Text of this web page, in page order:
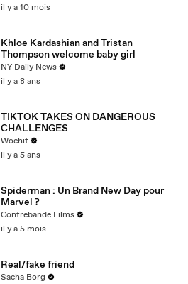
il y a 10 mois
Khloe Kardashian and Tristan
Thompson welcome baby girl
NY Daily News
il y a 8 ans
TIKTOK TAKES ON DANGEROUS
CHALLENGES
Wochit
il y a 5 ans
Spiderman : Un Brand New Day pour
Marvel ?
Contrebande Films
il y a 5 mois
Real/fake friend
Sacha Borg